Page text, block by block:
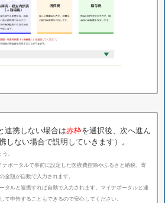
連携しない場合は赤枠を選択後、次へ進ん
しない場合で説明していきます）。
。
ポータルで事前に設定した医療費控除やふるさと納税、寄
金額が自動で入力されます。
タルと連携すれば自動で入力されます。マイナポータルと連
て申告することもできるので安心してください。